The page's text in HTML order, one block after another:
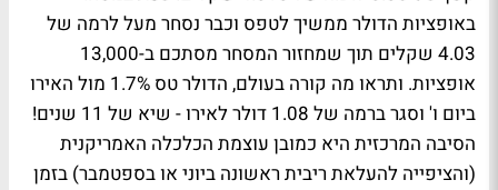
באופציות הדולר ממשיך לטפס וכבר נסחר מעל לרמה של
4.03 שקלים תוך שמחזור המסחר מסתכם ב-13,000
אופציות. ותראו מה קורה בעולם, הדולר טס 1.7% מול האירו
ביום ו' וסגר ברמה של 1.08 דולר לאירו - שיא של 11 שנים!
הסיבה המרכזית היא כמובן עוצמת הכלכלה האמריקנית
(והציפייה להעלאת ריבית ראשונה ביוני או בספטמבר) בזמן